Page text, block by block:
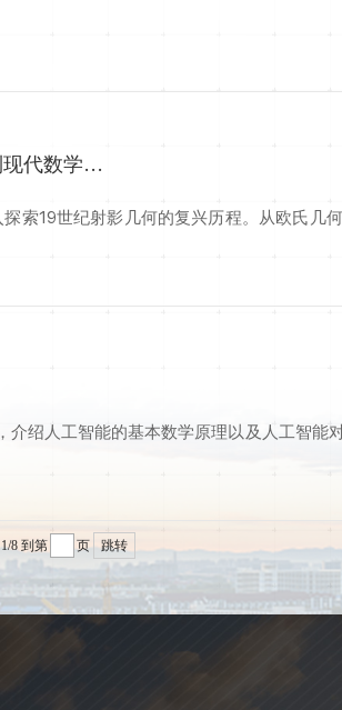
代数学...
索19世纪射影几何的复兴历程。从欧氏几
绍人工智能的基本数学原理以及人工智能
1/8 到第 页 跳转